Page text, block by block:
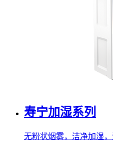
寿宁加湿系列
无粉状烟雾，洁净加湿